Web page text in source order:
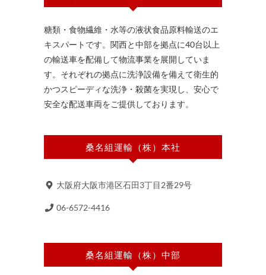
糖類・食物繊維・水等の液状食品原料輸送のエ
キスパートです。関西と中部を拠点に40台以上
の輸送車を配備して物流事業を展開していま
す。それぞれの拠点に洗浄設備を備えて衛生的
かつスピーディな洗浄・殺菌を実現し、安心で
安全な配送車両をご提供しております。
桑名組運輸（株）本社
大阪府大阪市港区石田3丁目2番29号
06-6572-4416
桑名組運輸（株）中部